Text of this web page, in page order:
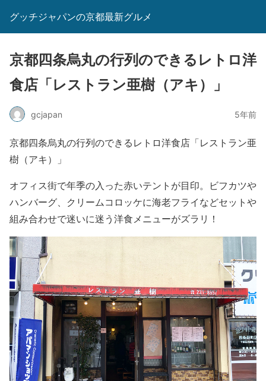
グッチジャパンの京都最新グルメ
京都四条烏丸の行列のできるレトロ洋
食店「レストラン亜樹（アキ）」
gcjapan 5年前
京都四条烏丸の行列のできるレトロ洋食店「レストラン亜
樹（アキ）」
オフィス街で年季の入った赤いテントが目印。ビフカツや
ハンバーグ、クリームコロッケに海老フライなどセットや
組み合わせで迷いに迷う洋食メニューがズラリ！